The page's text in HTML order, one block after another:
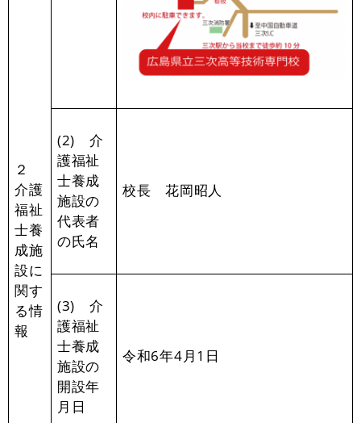
２
介護
福祉
士養
成施
設に
関す
る情
報
(2) 介
護福祉
士養成
施設の
代表者
の氏名
校長 花岡昭人
(3) 介
護福祉
士養成
施設の
開設年
月日
令和6年4月1日